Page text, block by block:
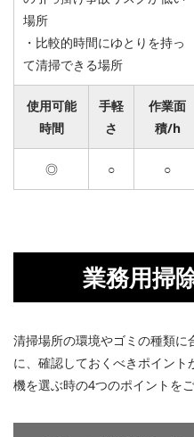
場所
・比較的時間にゆとりを持っ
て清掃できる場所
使用可能
時間
手軽
さ
作業面
積/h
◎ ○ ○
業務用掃
清掃場所の環境やゴミの種類
に、確認しておくべきポイン
機を選ぶ時の4つのポイントをご